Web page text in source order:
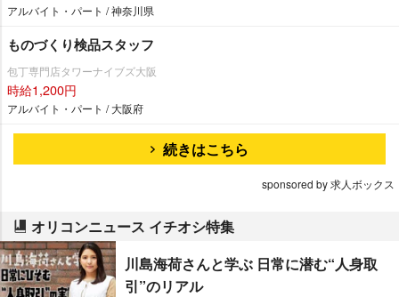
アルバイト・パート / 神奈川県
ものづくり検品スタッフ
包丁専門店タワーナイブズ大阪
時給1,200円
アルバイト・パート / 大阪府
続きはこちら
sponsored by 求人ボックス
オリコンニュース イチオシ特集
川島海荷さんと学ぶ 日常に潜む“人身取
引”のリアル